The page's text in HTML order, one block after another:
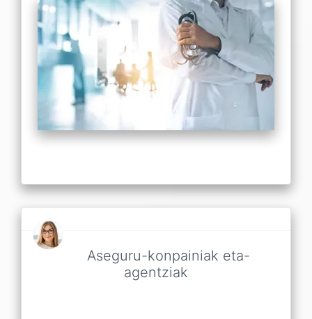
Aseguru-konpainiak eta-
agentziak